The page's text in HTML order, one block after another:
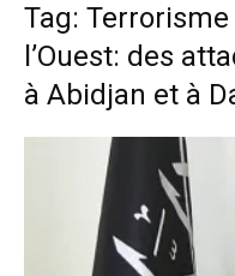
Tag:
l’Ouest: des
à Abidjan et à